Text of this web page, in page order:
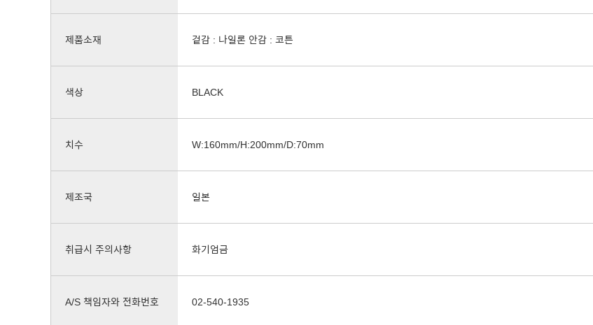
제품소재 겉감 : 나일론 안감 : 코튼
색상 BLACK
치수 W:160mm/H:200mm/D:70mm
제조국 일본
취급시 주의사항 화기엄금
A/S 책임자와 전화번호 02-540-1935